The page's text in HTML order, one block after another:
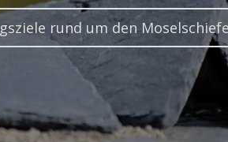
rund um den